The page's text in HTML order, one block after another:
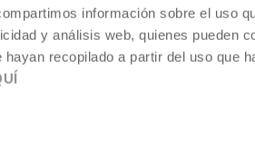
información sobre el uso
y análisis web, quienes pueden
recopilado a partir del uso que